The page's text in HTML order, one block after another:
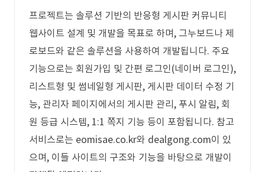
프로젝트는 솔루션 기반의 반응형 게시판 커뮤니티
웹사이트 설계 및 개발을 목표로 하며, 그누보드나 제
로보드와 같은 솔루션을 사용하여 개발됩니다. 주요
기능으로는 회원가입 및 간편 로그인(네이버 로그인),
리스트형 및 썸네일형 게시판, 게시판 데이터 수정 기
능, 관리자 페이지에서의 게시판 관리, 푸시 알림, 회
원 등급 시스템, 1:1 쪽지 기능 등이 포함됩니다. 참고
서비스로는 eomisae.co.kr와 dealgong.com이 있
으며, 이들 사이트의 구조와 기능을 바탕으로 개발이